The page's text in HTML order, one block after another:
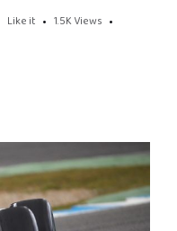
Like it 1.5K Views